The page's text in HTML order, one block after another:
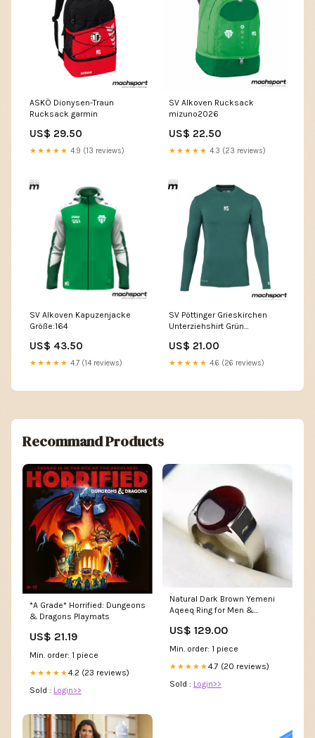
ASKÖ Dionysen-Traun
Rucksack garmin
US$ 29.50
★★★★★ 4.9 (13 reviews)
SV Alkoven Rucksack
mizuno2026
US$ 22.50
★★★★★ 4.3 (23 reviews)
SV Alkoven Kapuzenjacke
Größe:164
US$ 43.50
★★★★★ 4.7 (14 reviews)
SV Pöttinger Grieskirchen
Unterziehshirt Grün
US$ 21.00
★★★★★ 4.6 (26 reviews)
Recommand Products
*A Grade* Horrified: Dungeons
& Dragons Playmats
US$ 21.19
Min. order: 1 piece
★★★★★4.2 (23 reviews)
Sold : Login>>
Natural Dark Brown Yemeni
Aqeeq Ring for Men &
aqeeq ring for women Buy
Natural Unheated Untreated
US$ 129.00
Min. order: 1 piece
★★★★★4.7 (20 reviews)
Sold : Login>>